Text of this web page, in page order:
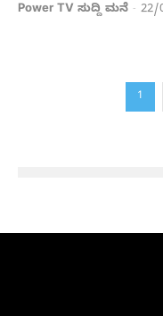
Power TV ಸುದ್ದಿ ಮನೆ - 22/
1